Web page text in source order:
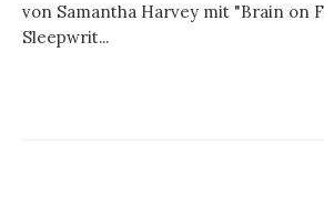
von Samantha Harvey mit "Brain on
Sleepwrit...